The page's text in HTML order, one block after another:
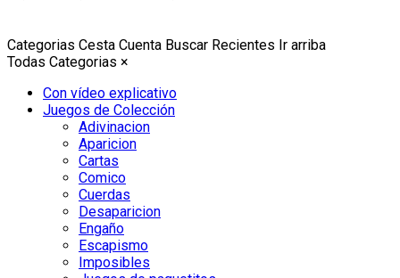
Categorias Cesta Cuenta Buscar Recientes Ir arriba
Todas Categorias ×
Con vídeo explicativo
Juegos de Colección
Adivinacion
Aparicion
Cartas
Comico
Cuerdas
Desaparicion
Engaño
Escapismo
Imposibles